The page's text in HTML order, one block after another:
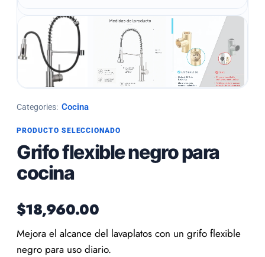
PRODUCTO SELECCIONADO
Grifo flexible negro para
cocina
Categories: Cocina
$18,960.00
Mejora el alcance del lavaplatos con un grifo flexible
negro para uso diario.